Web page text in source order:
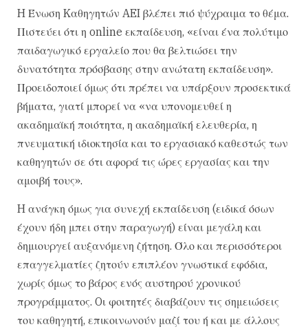
H Ένωση Kαθηγητών AEI βλέπει πιό ψύχραιμα το θέμα.
Πιστεύει ότι η online εκπαίδευση, «είναι ένα πολύτιμο
παιδαγωγικό εργαλείο που θα βελτιώσει την
δυνατότητα πρόσβασης στην ανώτατη εκπαίδευση».
Προειδοποιεί όμως ότι πρέπει να υπάρξουν προσεκτικά
βήματα, γιατί μπορεί να «να υπονομευθεί η
ακαδημαϊκή ποιότητα, η ακαδημαϊκή ελευθερία, η
πνευματική ιδιοκτησία και το εργασιακό καθεστώς των
καθηγητών σε ότι αφορά τις ώρες εργασίας και την
αμοιβή τους».
H ανάγκη όμως για συνεχή εκπαίδευση (ειδικά όσων
έχουν ήδη μπει στην παραγωγή) είναι μεγάλη και
δημιουργεί αυξανόμενη ζήτηση. Όλο και περισσότεροι
επαγγελματίες ζητούν επιπλέον γνωστικά εφόδια,
χωρίς όμως το βάρος ενός αυστηρού χρονικού
προγράμματος. Oι φοιτητές διαβάζουν τις σημειώσεις
του καθηγητή, επικοινωνούν μαζί του ή και με άλλους